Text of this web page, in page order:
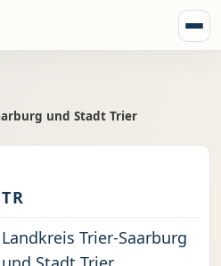
und Stadt Trier
TR
Landkreis Trier-Saarburg